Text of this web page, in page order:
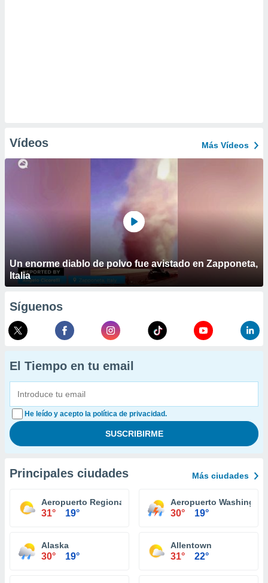
Vídeos Más Vídeos
Un enorme diablo de polvo fue avistado en Zapponeta,
Italia
Síguenos
El Tiempo en tu email
He leído y acepto la política de privacidad.
Principales ciudades Más ciudades
Aeropuerto Regional Williamsport
31° 19°
Aeropuerto Washington
30° 19°
Alaska
30° 19°
Allentown
31° 22°